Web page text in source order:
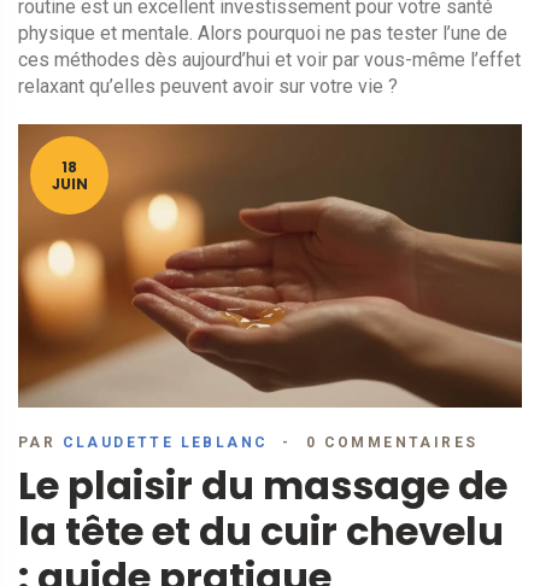
routine est un excellent investissement pour votre santé
physique et mentale. Alors pourquoi ne pas tester l’une de
ces méthodes dès aujourd’hui et voir par vous-même l’effet
relaxant qu’elles peuvent avoir sur votre vie ?
18
JUIN
PAR CLAUDETTE LEBLANC 0 COMMENTAIRES
Le plaisir du massage de
la tête et du cuir chevelu